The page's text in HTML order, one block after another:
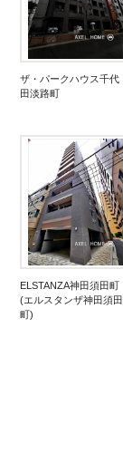
ザ・パークハウス千代
田淡路町
ELSTANZA神田須田町
(エルスタンザ神田須田
町)